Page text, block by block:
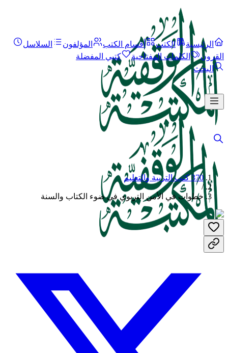
الرئيسية الكتب أقسام الكتب المؤلفون
السلاسل
القرون
الكلمات المفتاحية
كتبي المفضلة
البحث
370 كتب التربية والتعليم
/
خطوات في الأمن التربوي في ضوء الكتاب والسنة